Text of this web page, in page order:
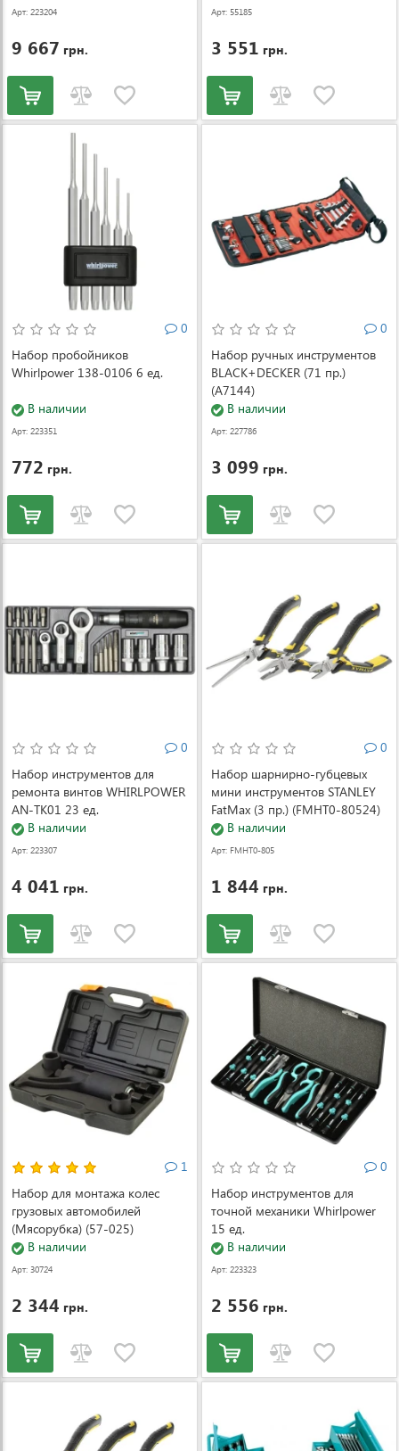
Арт: 223204
9 667 грн.
Арт: 55185
3 551 грн.
0
Набор пробойников
Whirlpower 138-0106 6 ед.
В наличии
Арт: 223351
772 грн.
0
Набор ручных инструментов
BLACK+DECKER (71 пр.)
(A7144)
В наличии
Арт: 227786
3 099 грн.
0
Набор инструментов для
ремонта винтов WHIRLPOWER
AN-TK01 23 ед.
В наличии
Арт: 223307
4 041 грн.
0
Набор шарнирно-губцевых
мини инструментов STANLEY
FatMax (3 пр.) (FMHT0-80524)
В наличии
Арт: FMHT0-805
1 844 грн.
1
Набор для монтажа колес
грузовых автомобилей
(Мясорубка) (57-025)
В наличии
Арт: 30724
2 344 грн.
0
Набор инструментов для
точной механики Whirlpower
15 ед.
В наличии
Арт: 223323
2 556 грн.